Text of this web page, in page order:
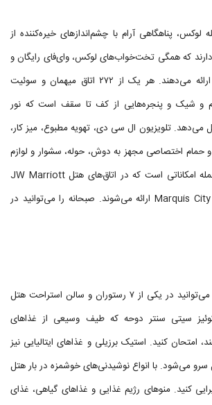
لوکس، پناهگاهی آرام با چشم‌اندازهای خیره‌کننده از
که همگی تخت‌خواب‌های لوکس، وای‌فای رایگان و
خدمات اتاق ۲۴ ساعته ارائه می‌دهند. هر یک از ۲۷۲ اتاق میهمان و سوئیت
و شیک و پنجره‌هایی از کف تا سقف است که نور
می‌دهد. تلویزیون ال سی دی، تهویه مطبوع، میز کار،
حمام اختصاصی مجهز به دوش، حوله، سشوار و لوازم
آرایشی و بهداشتی از جمله امکاناتی است که در اتاق‌های هتل JW Marriott
Marquis City Center Doha Hotel ارائه می‌شوند. صبحانه را می‌توانید در
طعم‌های مختلف دنیا را می‌توانید در یکی از ۷ رستوران و سالن استراحت هتل
سیتی سنتر دوحه که طیف وسیعی از غذاهای
امتحان کنید. استیک برزیلی و غذاهای ایتالیایی نیز
می‌شود. با انواع نوشیدنی‌های خوشمزه در بار هتل
کنید. منو‌های رژیم غذایی و غذاهای گیاهی، غذای